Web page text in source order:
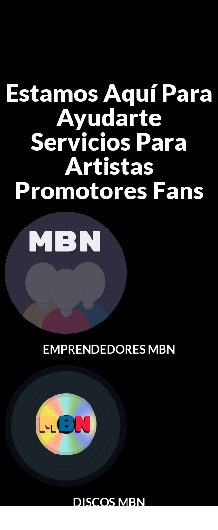
Estamos Aquí Para
Ayudarte
Servicios Para
Artistas
Promotores Fans
EMPRENDEDORES MBN
DISCOS MBN